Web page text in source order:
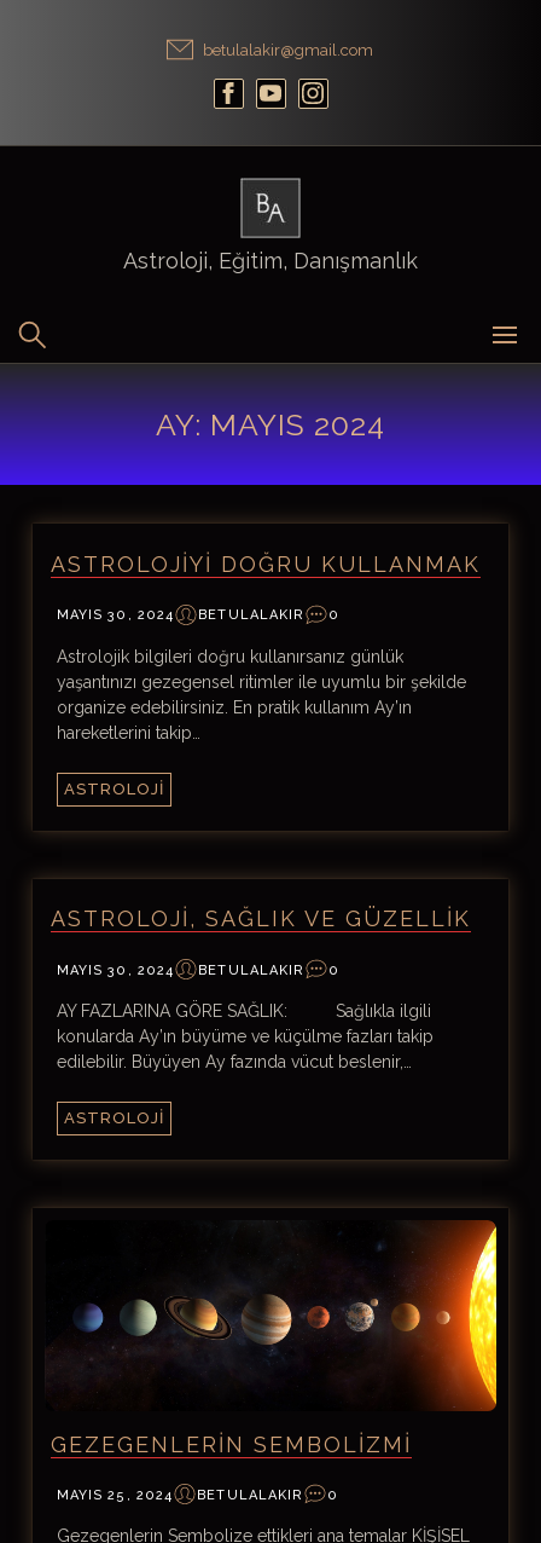
betulalakir@gmail.com
Astroloji, Eğitim, Danışmanlık
AY:MAYIS 2024
ASTROLOJIYI DOĞRU KULLANMAK
MAYIS 30, 2024 BETULALAKIR 0
Astrolojik bilgileri doğru kullanırsanız günlük
yaşantınızı gezegensel ritimler ile uyumlu bir şekilde
organize edebilirsiniz. En pratik kullanım Ay’ın
hareketlerini takip…
ASTROLOJI
ASTROLOJI, SAĞLIK VE GÜZELLIK
MAYIS 30, 2024 BETULALAKIR 0
AY FAZLARINA GÖRE SAĞLIK: Sağlıkla ilgili
konularda Ay’ın büyüme ve küçülme fazları takip
edilebilir. Büyüyen Ay fazında vücut beslenir,…
ASTROLOJI
GEZEGENLERIN SEMBOLIZMI
MAYIS 25, 2024 BETULALAKIR 0
Gezegenlerin Sembolize ettikleri ana temalar KİŞİSEL